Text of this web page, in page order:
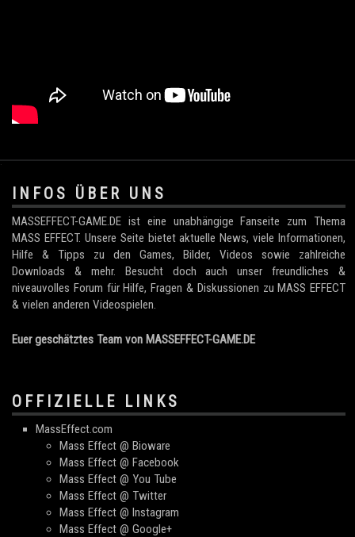
.
INFOS ÜBER UNS
MASSEFFECT-GAME.DE ist eine unabhängige Fanseite zum Thema
MASS EFFECT. Unsere Seite bietet aktuelle News, viele Informationen,
Hilfe & Tipps zu den Games, Bilder, Videos sowie zahlreiche
Downloads & mehr. Besucht doch auch unser freundliches &
niveauvolles Forum für Hilfe, Fragen & Diskussionen zu MASS EFFECT
& vielen anderen Videospielen.
Euer geschätztes Team von MASSEFFECT-GAME.DE
OFFIZIELLE LINKS
MassEffect.com
Mass Effect @ Bioware
Mass Effect @ Facebook
Mass Effect @ You Tube
Mass Effect @ Twitter
Mass Effect @ Instagram
Mass Effect @ Google+